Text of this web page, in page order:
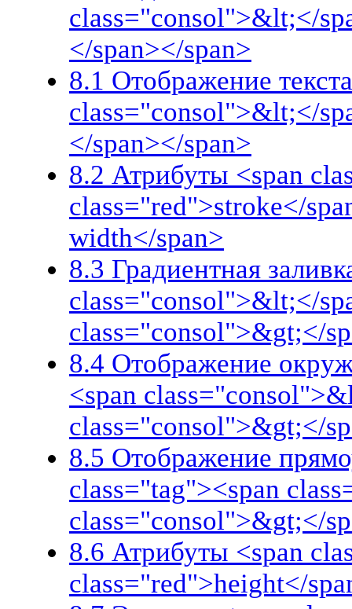
class="consol">&lt;</
</span></span>
8.1 Отображение
class="consol">&lt;</
</span></span>
8.2 Атрибуты <span
class="red">stroke</
width</span>
8.3 Градиентная
class="consol">&lt;</
class="consol">&gt;</
8.4 Отображение
<span
class="consol">&gt;</
8.5 Отображение
class="tag"><span
class="consol">&gt;</
8.6 Атрибуты <span
class="red">height</